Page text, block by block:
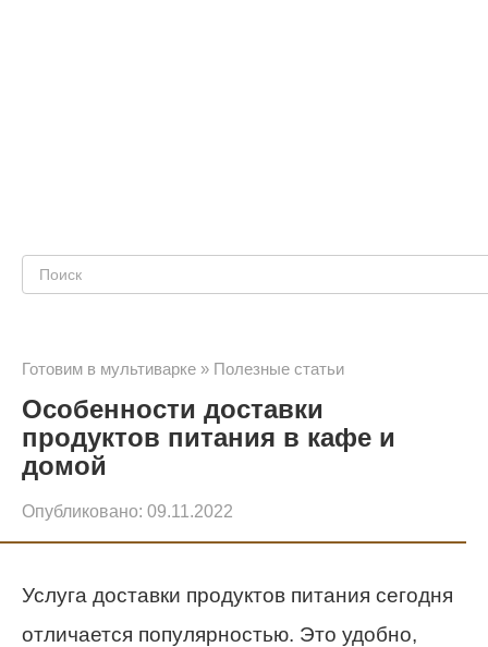
Поиск:
Готовим в мультиварке » Полезные статьи
Особенности доставки
продуктов питания в кафе и
домой
Опубликовано: 09.11.2022
Услуга доставки продуктов питания сегодня
отличается популярностью. Это удобно,